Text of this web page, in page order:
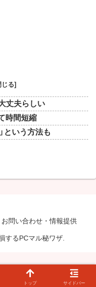
丈夫らしい
時間短縮
という方法も
お問い合わせ・情報提供
するPCマル秘ワザ.
トップ サイドバー